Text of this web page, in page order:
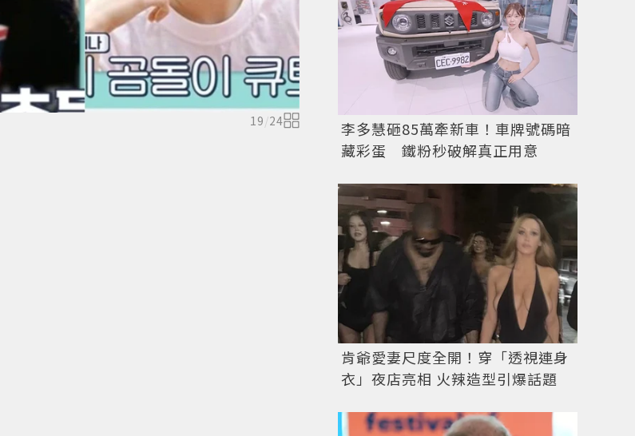
19 /24 圖／擷自Youtube
李多慧砸85萬牽新車！車牌號碼暗
藏彩蛋 鐵粉秒破解真正用意
肯爺愛妻尺度全開！穿「透視連身
衣」夜店亮相 火辣造型引爆話題